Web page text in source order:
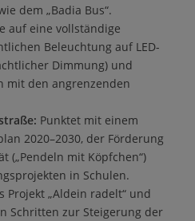
dem „Badia Bus“.
auf eine vollständige
Beleuchtung auf LED-
Dimmung) und
mit den angrenzenden
Punktet mit einem
2020–2030, der Förderung
(„Pendeln mit Köpfchen“)
in Schulen.
Projekt „Aldein radelt“ und
Schritten zur Steigerung der